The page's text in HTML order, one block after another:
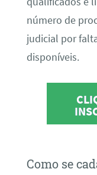
número de
judicial por
disponíveis.
Como se